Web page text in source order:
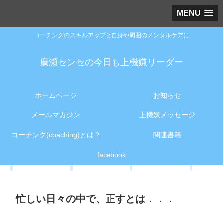
MENU
コーチングのスキルアップと自身や周囲のメンタルケアに
廣瀬センセの今日も上機嫌リーダー
ホームページ お知らせ
メールマガジン 上機嫌メッセージ
コーチング(coaching)とは？ 関連書籍
facebook
忙しい日々の中で、正すとは．．．